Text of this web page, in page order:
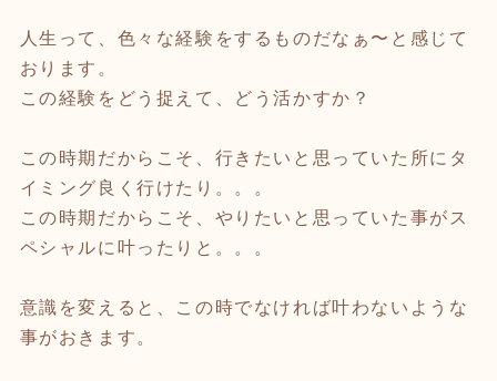
人生って、色々な経験をするものだなぁ〜と感じて
おります。
この経験をどう捉えて、どう活かすか？
この時期だからこそ、行きたいと思っていた所にタ
イミング良く行けたり。。。
この時期だからこそ、やりたいと思っていた事がス
ペシャルに叶ったりと。。。
意識を変えると、この時でなければ叶わないような
事がおきます。